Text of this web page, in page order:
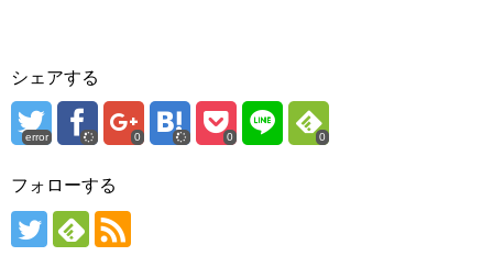
シェアする
error 0 0 0
フォローする